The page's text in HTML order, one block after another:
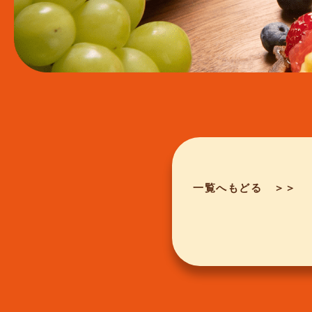
一覧へもどる ＞＞